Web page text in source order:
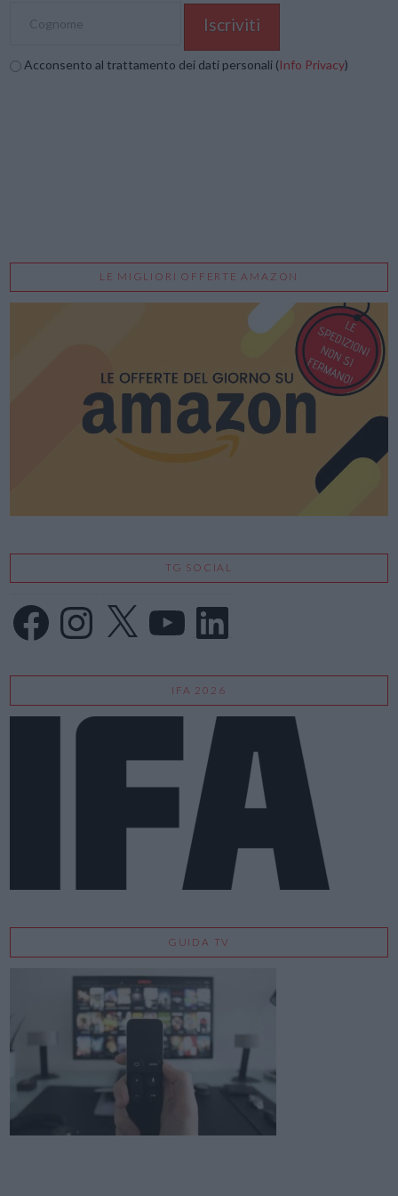
Acconsento al trattamento dei dati personali (Info Privacy)
LE MIGLIORI OFFERTE AMAZON
TG SOCIAL
FacebookInstagram
X LinkedIn
IFA 2026
GUIDA TV